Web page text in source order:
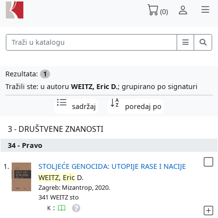
(0)
Rezultata: 1
Tražili ste: u autoru WEITZ, Eric D.; grupirano po signaturi
sadržaj poredaj po
3 - DRUŠTVENE ZNANOSTI
34 - Pravo
1.
STOLJEĆE GENOCIDA: UTOPIJE RASE I NACIJE
WEITZ, Eric D.
Zagreb: Mizantrop, 2020.
341 WEITZ sto
K :